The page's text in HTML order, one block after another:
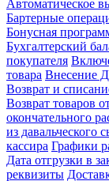
Автоматическое
Бартерные
Бонусная
Бухгалтерский
покупателя
товара Внесение
Возврат и
Возврат товаров
окончательного
из давальческого
кассира Графики
Дата отгрузки в
реквизиты